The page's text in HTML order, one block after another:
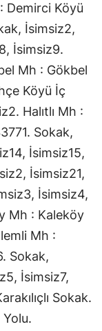
Demirci Köyü
İsimsiz2,
İsimsiz9.
Mh : Gökbel
Köyü İç
Halıtlı Mh :
Sokak,
İsimsiz15,
İsimsiz21,
İsimsiz4,
Mh : Kaleköy
Mh :
Sokak,
İsimsiz7,
Sokak.